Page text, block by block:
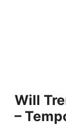
Will
–